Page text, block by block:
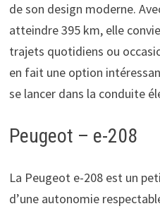
de son design moderne.
atteindre 395 km, elle
trajets quotidiens ou
en fait une option
se lancer dans la conduite
Peugeot – e-208
La Peugeot e-208 est un
d’une autonomie